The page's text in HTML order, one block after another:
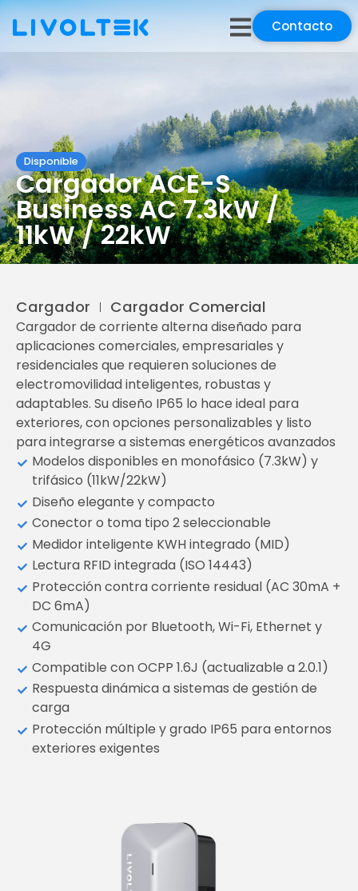
Contacto
Disponible
Cargador ACE-S
Business AC 7.3kW /
11kW / 22kW
Cargador Cargador Comercial
Cargador de corriente alterna diseñado para
aplicaciones comerciales, empresariales y
residenciales que requieren soluciones de
electromovilidad inteligentes, robustas y
adaptables. Su diseño IP65 lo hace ideal para
exteriores, con opciones personalizables y listo
para integrarse a sistemas energéticos avanzados
Modelos disponibles en monofásico (7.3kW) y
trifásico (11kW/22kW)
Diseño elegante y compacto
Conector o toma tipo 2 seleccionable
Medidor inteligente KWH integrado (MID)
Lectura RFID integrada (ISO 14443)
Protección contra corriente residual (AC 30mA +
DC 6mA)
Comunicación por Bluetooth, Wi-Fi, Ethernet y
4G
Compatible con OCPP 1.6J (actualizable a 2.0.1)
Respuesta dinámica a sistemas de gestión de
carga
Protección múltiple y grado IP65 para entornos
exteriores exigentes